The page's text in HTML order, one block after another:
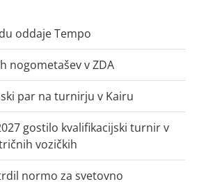
oddaje Tempo
nogometašev v ZDA
par na turnirju v Kairu
gostilo kvalifikacijski turnir v
vozičkih
normo za svetovno